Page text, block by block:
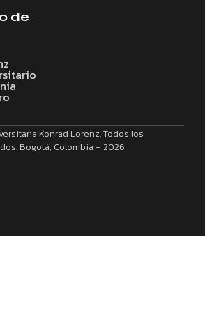
de
Konrad Lorenz. Todos los
Bogotá, Colombia – 2026